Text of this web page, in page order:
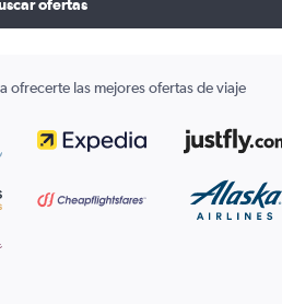
ofertas
ofrecerte las mejores ofertas de viaje